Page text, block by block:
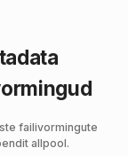
failivormingute
allpool.